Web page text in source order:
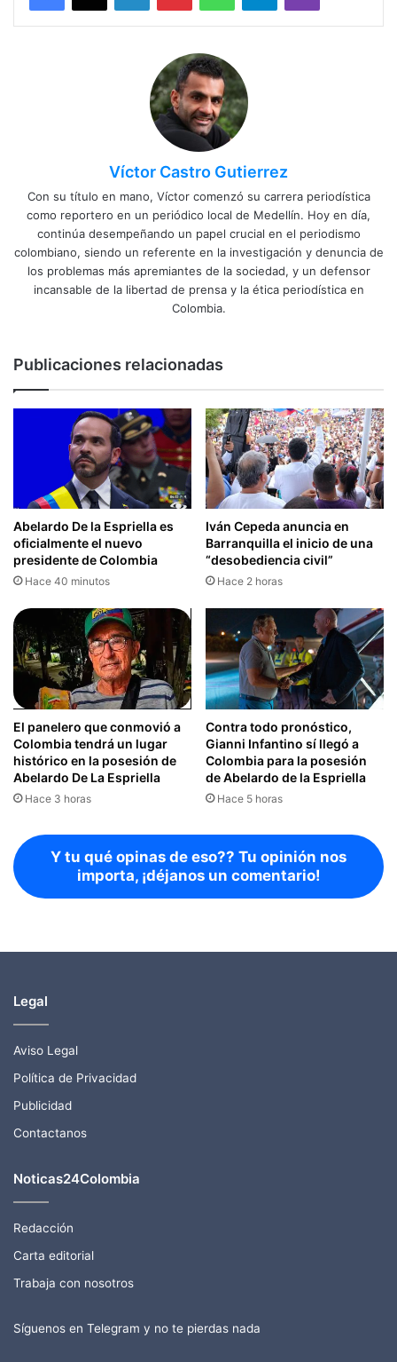
Víctor Castro Gutierrez
Con su título en mano, Víctor comenzó su carrera periodística
como reportero en un periódico local de Medellín. Hoy en día,
continúa desempeñando un papel crucial en el periodismo
colombiano, siendo un referente en la investigación y denuncia de
los problemas más apremiantes de la sociedad, y un defensor
incansable de la libertad de prensa y la ética periodística en
Colombia.
Publicaciones relacionadas
Abelardo De la Espriella es
oficialmente el nuevo
presidente de Colombia
Hace 40 minutos
Iván Cepeda anuncia en
Barranquilla el inicio de una
“desobediencia civil”
Hace 2 horas
El panelero que conmovió a
Colombia tendrá un lugar
histórico en la posesión de
Abelardo De La Espriella
Hace 3 horas
Contra todo pronóstico,
Gianni Infantino sí llegó a
Colombia para la posesión
de Abelardo de la Espriella
Hace 5 horas
Y tu qué opinas de eso?? Tu opinión nos
importa, ¡déjanos un comentario!
Legal
Aviso Legal
Política de Privacidad
Publicidad
Contactanos
Noticas24Colombia
Redacción
Carta editorial
Trabaja con nosotros
Síguenos en Telegram y no te pierdas nada